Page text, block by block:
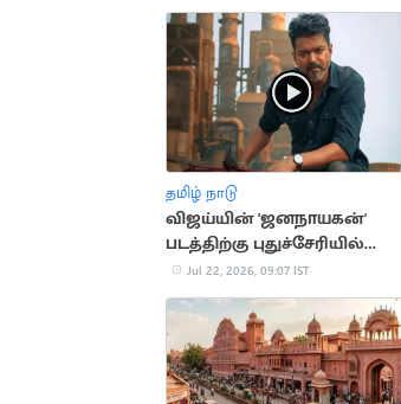
தமிழ் நாடு
விஜய்யின் 'ஜனநாயகன்'
படத்திற்கு புதுச்சேரியில்
சிறப்பு காட்சிக்கு அனுமதி
Jul 22, 2026, 09:07 IST